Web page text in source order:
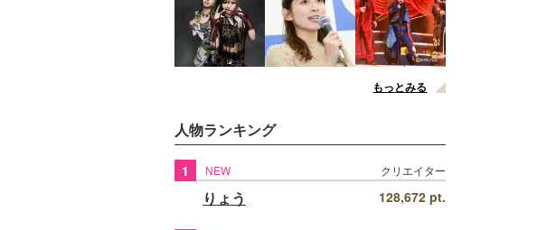
もっとみる
人物ランキング
1 NEW クリエイター
りょう 128,672 pt.